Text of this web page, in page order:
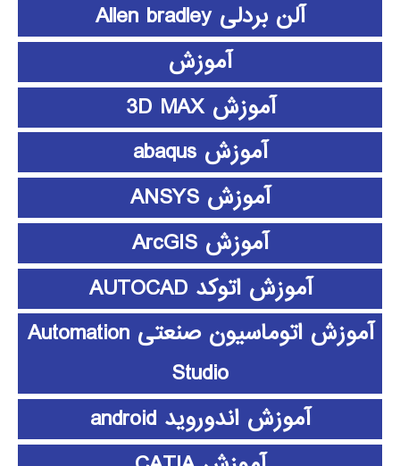
آلن بردلی Allen bradley
آموزش
آموزش 3D MAX
آموزش abaqus
آموزش ANSYS
آموزش ArcGIS
آموزش اتوکد AUTOCAD
آموزش اتوماسیون صنعتی Automation
Studio
آموزش اندوروید android